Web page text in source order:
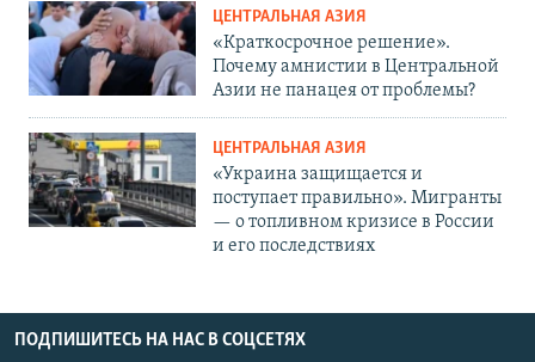
ЦЕНТРАЛЬНАЯ АЗИЯ
«Краткосрочное решение».
Почему амнистии в Центральной
Азии не панацея от проблемы?
ЦЕНТРАЛЬНАЯ АЗИЯ
«Украина защищается и
поступает правильно». Мигранты
— о топливном кризисе в России
и его последствиях
ПОДПИШИТЕСЬ НА НАС В СОЦСЕТЯХ